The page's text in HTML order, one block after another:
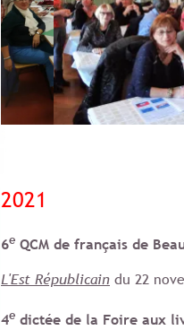
2021
6e QCM de français de
L'Est Républicain du 22
4e dictée de la Foire aux